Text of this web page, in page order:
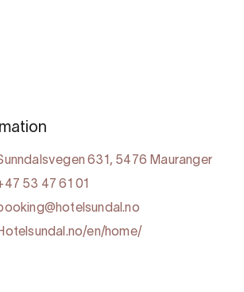
631, 5476 Mauranger
53 47 61 01
en/home/